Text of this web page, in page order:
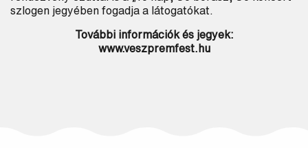
szlogen jegyében fogadja a látogatókat.
További információk és jegyek:
www.veszpremfest.hu